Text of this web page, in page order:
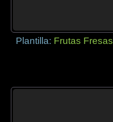
Plantilla: Frutas Fresas